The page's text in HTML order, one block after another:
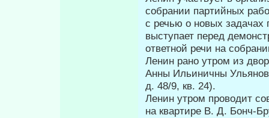
собрании партийных
с речью о новых зада­чах
выступает перед
ответной речи на
Ленин рано утром из
Анны Ильиничны
д. 48/9, кв. 24).
Ленин утром проводит
на квартире В. Д. Бонч-